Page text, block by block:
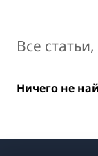
Все
Ничего не